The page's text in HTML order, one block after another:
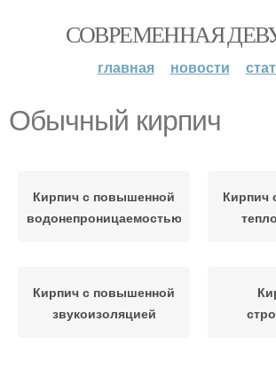
СОВРЕМЕННАЯ
главная новости
Обычный кирпич
Кирпич с повышенной
водонепроницаемостью
Кирпич
Кирпич с повышенной
звукоизоляцией